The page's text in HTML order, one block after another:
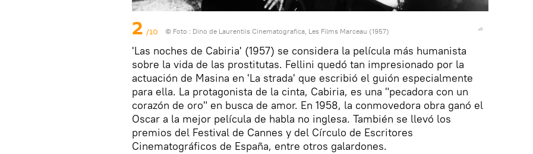
2 /10 © Foto : Dino de Laurentiis Cinematografica, Les Films Marceau (1957)
'Las noches de Cabiria' (1957) se considera la película más humanista
sobre la vida de las prostitutas. Fellini quedó tan impresionado por la
actuación de Masina en 'La strada' que escribió el guión especialmente
para ella. La protagonista de la cinta, Cabiria, es una "pecadora con un
corazón de oro" en busca de amor. En 1958, la conmovedora obra ganó el
Oscar a la mejor película de habla no inglesa. También se llevó los
premios del Festival de Cannes y del Círculo de Escritores
Cinematográficos de España, entre otros galardones.